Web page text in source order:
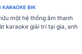
xuất tích hợp mạch
trạng hú rít của micro,
lời ca tiếng hát thanh
KARAOKE BIK
một hệ thống âm thanh
karaoke giải trí tại gia, anh